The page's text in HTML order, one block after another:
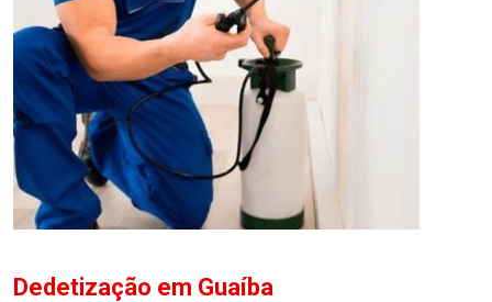
Dedetização em Guaíba